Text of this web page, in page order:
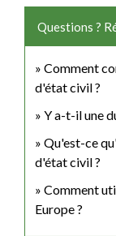
Questions ?
Comment
d'état civil ?
Y a-t-il une
Qu'est-ce
d'état civil ?
Comment
Europe ?